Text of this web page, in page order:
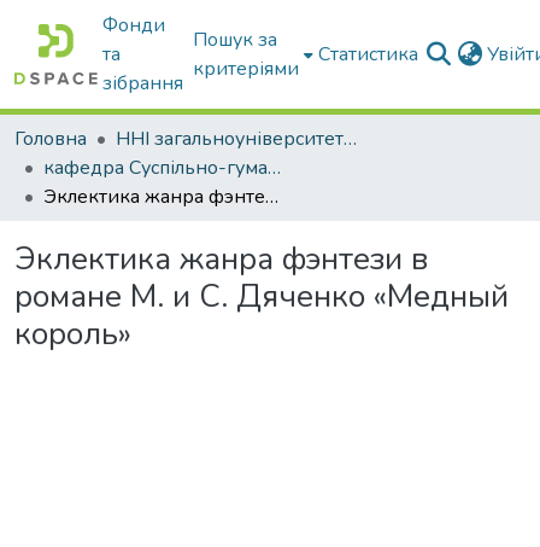
Фонди
та
зібрання
Пошук за
критеріями
Статистика
Головна
ННІ загальноуніверситетської підготовки
кафедра Суспільно-гуманітарні науки
Эклектика жанра фэнтези в романе М. и С. Дяченко «Медный король»
Эклектика жанра фэнтези в
романе М. и С. Дяченко «Медный
король»